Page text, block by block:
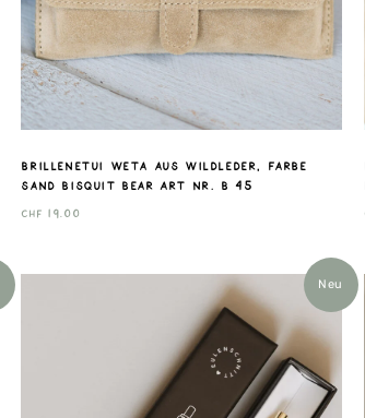
Brillenetui Weta aus Wildleder, Farbe
sand Bisquit Bear Art nr. B 45
CHF 19.00
Neu